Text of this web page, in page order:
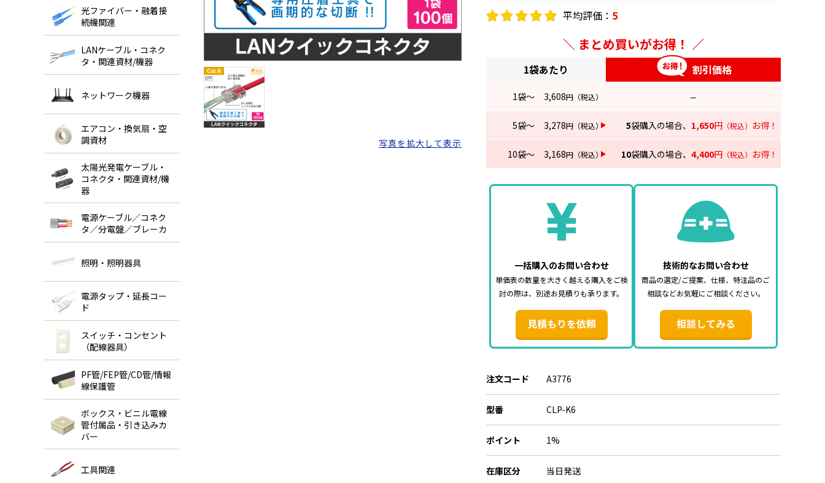
光ファイバー・融着接
続機関連
LANケーブル・コネク
タ・関連資材/機器
ネットワーク機器
エアコン・換気扇・空
調資材
太陽光発電ケーブル・
コネクタ・関連資材/機
器
電源ケーブル／コネク
タ／分電盤／ブレーカ
照明・照明器具
電源タップ・延長コー
ド
スイッチ・コンセント
（配線器具）
PF管/FEP管/CD管/情報
線保護管
ボックス・ビニル電線
管付属品・引き込みカ
バー
工具関連
加工には専用工具(別売り:TKG-MPK or TKG-MPK5)が必要となります。
対応ケーブル : 単線/より線 共用 AWG24-26
平均評価： 5
まとめ買いがお得！
1袋あたり 割引価格
1袋～ 3,608円 （税込） —
5袋～ 3,278円 （税込） 5袋購入の場合、 1,650円 （税込） お得！
10袋～ 3,168円 （税込） 10袋購入の場合、 4,400円 （税込） お得！
一括購入のお問い合わせ
単価表の数量を大きく越える購入をご検
討の際は、別途お見積りも承ります。
見積もりを依頼
技術的なお問い合わせ
商品の選定/ご提案、仕様、特注品のご
相談などお気軽にご相談ください。
相談してみる
注文コード A3776
型番 CLP-K6
ポイント 1%
在庫区分 当日発送
写真を拡大して表示